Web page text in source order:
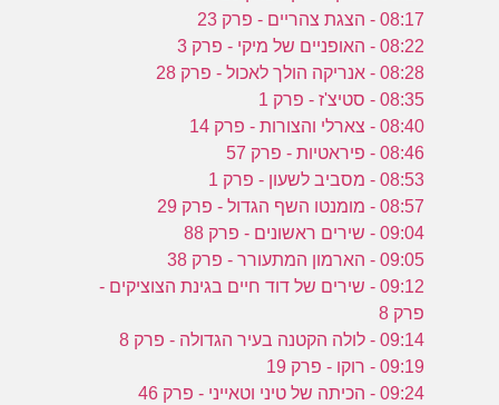
08:17 - הצגת צהריים - פרק 23
08:22 - האופניים של מיקי - פרק 3
08:28 - אנריקה הולך לאכול - פרק 28
08:35 - סטיצ'ז - פרק 1
08:40 - צארלי והצורות - פרק 14
08:46 - פיראטיות - פרק 57
08:53 - מסביב לשעון - פרק 1
08:57 - מומנטו השף הגדול - פרק 29
09:04 - שירים ראשונים - פרק 88
09:05 - הארמון המתעורר - פרק 38
09:12 - שירים של דוד חיים בגינת הצוציקים -
פרק 8
09:14 - לולה הקטנה בעיר הגדולה - פרק 8
09:19 - רוקו - פרק 19
09:24 - הכיתה של טיני וטאייני - פרק 46